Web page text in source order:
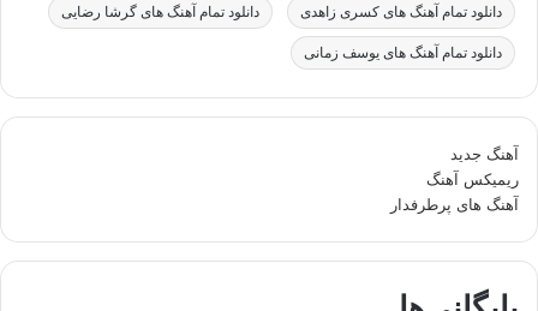
دانلود تمام آهنگ های کسری زاهدی دانلود تمام آهنگ های گرشا رضایی
دانلود تمام آهنگ های یوسف زمانی
آهنگ جدید
ریمیکس آهنگ
آهنگ های پرطرفدار